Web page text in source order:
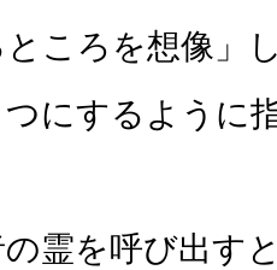
ころを想像」
にするように
霊を呼び出す